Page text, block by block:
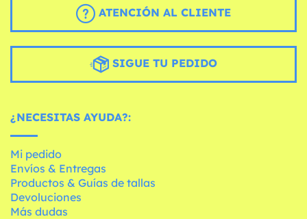
ATENCIÓN AL CLIENTE
SIGUE TU PEDIDO
¿NECESITAS AYUDA?:
Mi pedido
Envíos & Entregas
Productos & Guías de tallas
Devoluciones
Más dudas